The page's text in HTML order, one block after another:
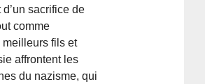
d’un sacrifice de
comme
meilleurs fils et
affrontent les
du nazisme, qui